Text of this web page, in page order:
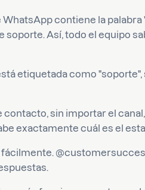
contiene la palabra
Así, todo el equipo
etiquetada como "soporte",
sin importar el
exactamente cuál es el